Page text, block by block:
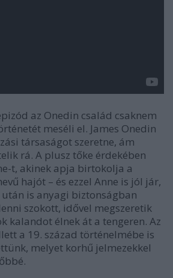
az Onedin család csaknem
meséli el. James Onedin
társaságot szeretne, ám
rá. A plusz tőke érdekében
t, akinek apja birtokolja a
hajót – és ezzel Anne is jól jár,
is anyagi biztonságban
szokott, idővel megszeretik
kalandot élnek át a tengeren. Az
a 19. század történelmébe is
melyet korhű jelmezekkel